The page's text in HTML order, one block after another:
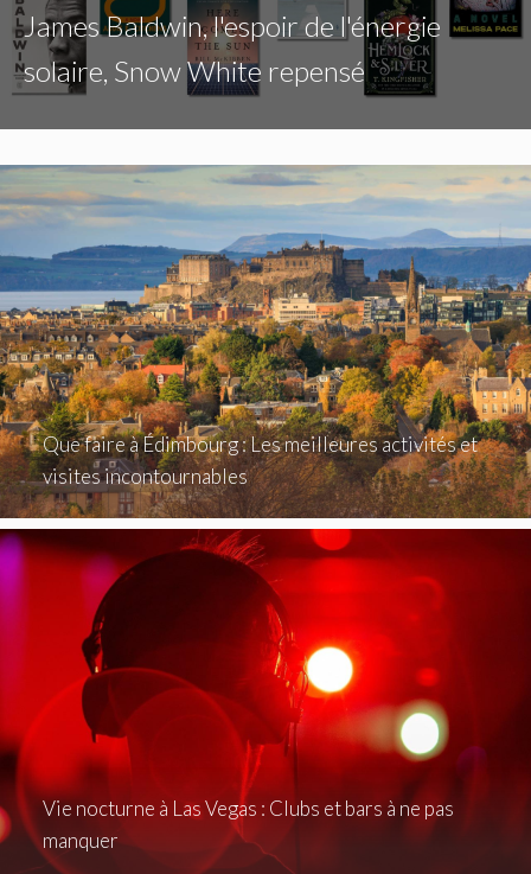
James Baldwin, l'espoir de l'énergie
solaire, Snow White repensé
Que faire à Édimbourg : Les meilleures activités et
visites incontournables
Vie nocturne à Las Vegas : Clubs et bars à ne pas
manquer